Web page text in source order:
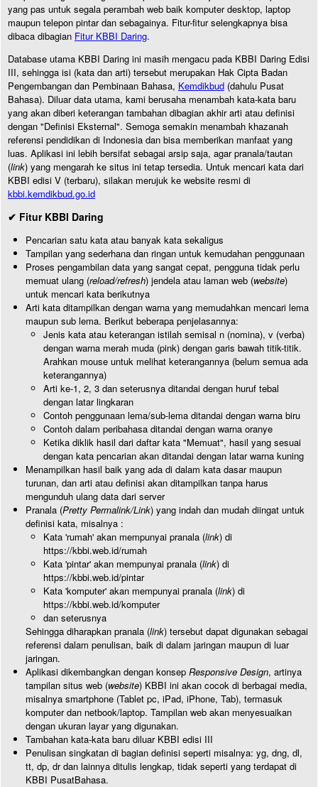
yang pas untuk segala perambah web baik komputer desktop, laptop
maupun telepon pintar dan sebagainya. Fitur-fitur selengkapnya bisa
dibaca dibagian Fitur KBBI Daring.
Database utama KBBI Daring ini masih mengacu pada KBBI Daring Edisi
III, sehingga isi (kata dan arti) tersebut merupakan Hak Cipta Badan
Pengembangan dan Pembinaan Bahasa, Kemdikbud (dahulu Pusat
Bahasa). Diluar data utama, kami berusaha menambah kata-kata baru
yang akan diberi keterangan tambahan dibagian akhir arti atau definisi
dengan "Definisi Eksternal". Semoga semakin menambah khazanah
referensi pendidikan di Indonesia dan bisa memberikan manfaat yang
luas. Aplikasi ini lebih bersifat sebagai arsip saja, agar pranala/tautan
(link) yang mengarah ke situs ini tetap tersedia. Untuk mencari kata dari
KBBI edisi V (terbaru), silakan merujuk ke website resmi di
kbbi.kemdikbud.go.id
✔ Fitur KBBI Daring
Pencarian satu kata atau banyak kata sekaligus
Tampilan yang sederhana dan ringan untuk kemudahan penggunaan
Proses pengambilan data yang sangat cepat, pengguna tidak perlu
memuat ulang (reload/refresh) jendela atau laman web (website)
untuk mencari kata berikutnya
Arti kata ditampilkan dengan warna yang memudahkan mencari lema
maupun sub lema. Berikut beberapa penjelasannya:
Jenis kata atau keterangan istilah semisal n (nomina), v (verba)
dengan warna merah muda (pink) dengan garis bawah titik-titik.
Arahkan mouse untuk melihat keterangannya (belum semua ada
keterangannya)
Arti ke-1, 2, 3 dan seterusnya ditandai dengan huruf tebal
dengan latar lingkaran
Contoh penggunaan lema/sub-lema ditandai dengan warna biru
Contoh dalam peribahasa ditandai dengan warna oranye
Ketika diklik hasil dari daftar kata "Memuat", hasil yang sesuai
dengan kata pencarian akan ditandai dengan latar warna kuning
Menampilkan hasil baik yang ada di dalam kata dasar maupun
turunan, dan arti atau definisi akan ditampilkan tanpa harus
mengunduh ulang data dari server
Pranala (Pretty Permalink/Link) yang indah dan mudah diingat untuk
definisi kata, misalnya :
Kata 'rumah' akan mempunyai pranala (link) di
https://kbbi.web.id/rumah
Kata 'pintar' akan mempunyai pranala (link) di
https://kbbi.web.id/pintar
Kata 'komputer' akan mempunyai pranala (link) di
https://kbbi.web.id/komputer
dan seterusnya
Sehingga diharapkan pranala (link) tersebut dapat digunakan sebagai
referensi dalam penulisan, baik di dalam jaringan maupun di luar
jaringan.
Aplikasi dikembangkan dengan konsep Responsive Design, artinya
tampilan situs web (website) KBBI ini akan cocok di berbagai media,
misalnya smartphone (Tablet pc, iPad, iPhone, Tab), termasuk
komputer dan netbook/laptop. Tampilan web akan menyesuaikan
dengan ukuran layar yang digunakan.
Tambahan kata-kata baru diluar KBBI edisi III
Penulisan singkatan di bagian definisi seperti misalnya: yg, dng, dl,
tt, dp, dr dan lainnya ditulis lengkap, tidak seperti yang terdapat di
KBBI PusatBahasa.